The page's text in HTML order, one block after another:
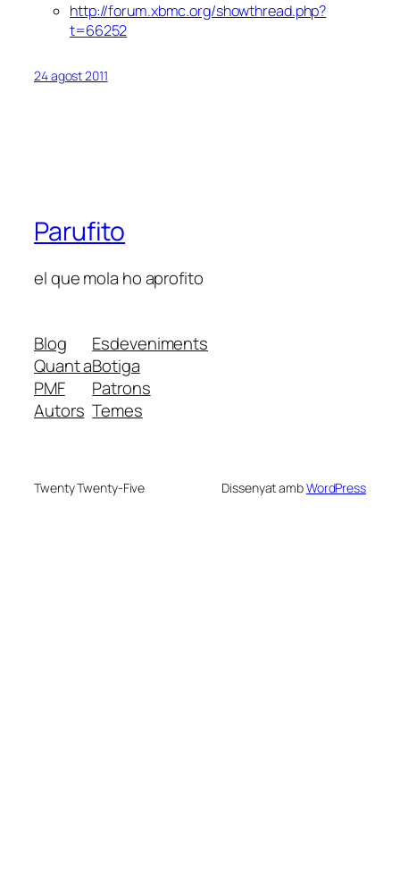
http://forum.xbmc.org/showthread.php?
t=66252
24 agost 2011
Parufito
el que mola ho aprofito
Blog
Quant a
PMF
Autors
Esdeveniments
Botiga
Patrons
Temes
Twenty Twenty-Five Dissenyat ambWordPress